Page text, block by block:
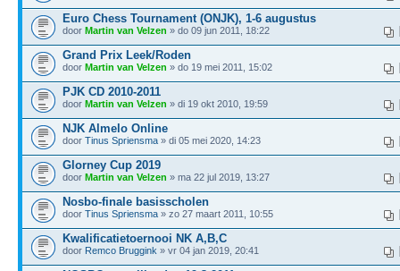
Euro Chess Tournament (ONJK), 1-6 augustus
door Martin van Velzen » do 09 jun 2011, 18:22
Grand Prix Leek/Roden
door Martin van Velzen » do 19 mei 2011, 15:02
PJK CD 2010-2011
door Martin van Velzen » di 19 okt 2010, 19:59
NJK Almelo Online
door Tinus Spriensma » di 05 mei 2020, 14:23
Glorney Cup 2019
door Martin van Velzen » ma 22 jul 2019, 13:27
Nosbo-finale basisscholen
door Tinus Spriensma » zo 27 maart 2011, 10:55
Kwalificatietoernooi NK A,B,C
door Remco Bruggink » vr 04 jan 2019, 20:41